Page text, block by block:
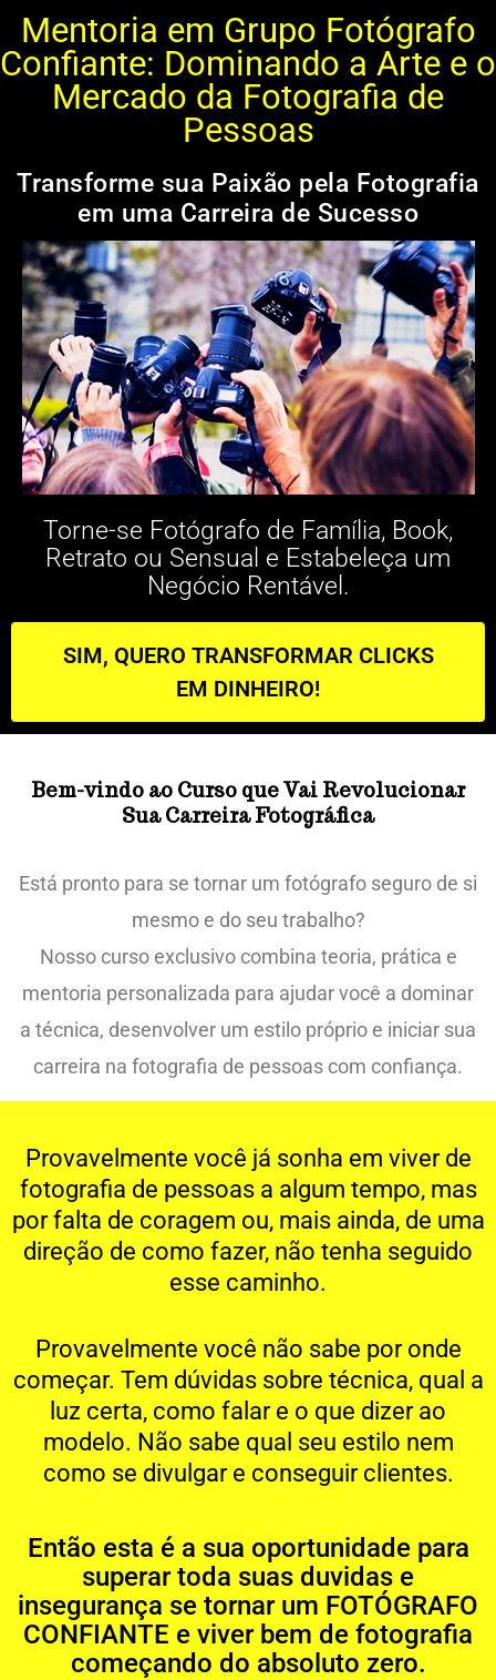
danilorusso.com.br
Mentoria em Grupo Fotógrafo
Confiante: Dominando a Arte e o
Mercado da Fotografia de
Pessoas
Transforme sua Paixão pela Fotografia
em uma Carreira de Sucesso
Torne-se Fotógrafo de Família, Book,
Retrato ou Sensual e Estabeleça um
Negócio Rentável.
SIM, QUERO TRANSFORMAR CLICKS
EM DINHEIRO!
Bem-vindo ao Curso que Vai Revolucionar
Sua Carreira Fotográfica
Está pronto para se tornar um fotógrafo seguro de si
mesmo e do seu trabalho?
Nosso curso exclusivo combina teoria, prática e
mentoria personalizada para ajudar você a dominar
a técnica, desenvolver um estilo próprio e iniciar sua
carreira na fotografia de pessoas com confiança.
Provavelmente você já sonha em viver de
fotografia de pessoas a algum tempo, mas
por falta de coragem ou, mais ainda, de uma
direção de como fazer, não tenha seguido
esse caminho.
Provavelmente você não sabe por onde
começar. Tem dúvidas sobre técnica, qual a
luz certa, como falar e o que dizer ao
modelo. Não sabe qual seu estilo nem
como se divulgar e conseguir clientes.
Então esta é a sua oportunidade para
superar toda suas duvidas e
insegurança se tornar um FOTÓGRAFO
CONFIANTE e viver bem de fotografia
começando do absoluto zero.